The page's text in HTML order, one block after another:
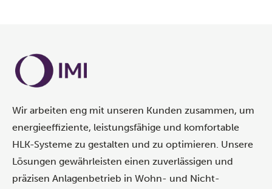
Wir arbeiten eng mit unseren Kunden zusammen, um
energieeffiziente, leistungsfähige und komfortable
HLK-Systeme zu gestalten und zu optimieren. Unsere
Lösungen gewährleisten einen zuverlässigen und
präzisen Anlagenbetrieb in Wohn- und Nicht-